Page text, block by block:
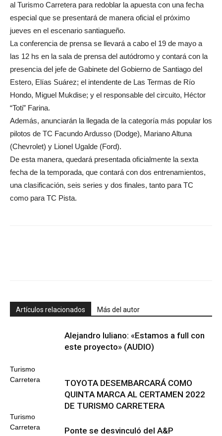
al Turismo Carretera para redoblar la apuesta con una fecha
especial que se presentará de manera oficial el próximo
jueves en el escenario santiagueño.
La conferencia de prensa se llevará a cabo el 19 de mayo a
las 12 hs en la sala de prensa del autódromo y contará con la
presencia del jefe de Gabinete del Gobierno de Santiago del
Estero, Elías Suárez; el intendente de Las Termas de Río
Hondo, Miguel Mukdise; y el responsable del circuito, Héctor
“Toti” Farina.
Además, anunciarán la llegada de la categoría más popular los
pilotos de TC Facundo Ardusso (Dodge), Mariano Altuna
(Chevrolet) y Lionel Ugalde (Ford).
De esta manera, quedará presentada oficialmente la sexta
fecha de la temporada, que contará con dos entrenamientos,
una clasificación, seis series y dos finales, tanto para TC
como para TC Pista.
Artículos relacionados Más del autor
Turismo
Carretera
Alejandro Iuliano: «Estamos a full con
este proyecto» (AUDIO)
Turismo
Carretera
TOYOTA DESEMBARCARÁ COMO
QUINTA MARCA AL CERTAMEN 2022
DE TURISMO CARRETERA
Ponte se desvinculó del A&P